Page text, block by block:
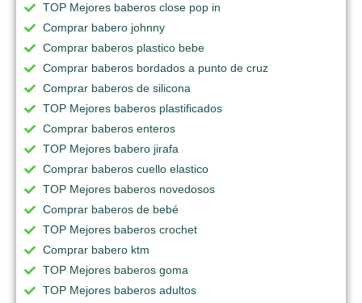
TOP Mejores baberos close pop in
Comprar babero johnny
Comprar baberos plastico bebe
Comprar baberos bordados a punto de cruz
Comprar baberos de silicona
TOP Mejores baberos plastificados
Comprar baberos enteros
TOP Mejores babero jirafa
Comprar baberos cuello elastico
TOP Mejores baberos novedosos
Comprar baberos de bebé
TOP Mejores baberos crochet
Comprar babero ktm
TOP Mejores baberos goma
TOP Mejores baberos adultos